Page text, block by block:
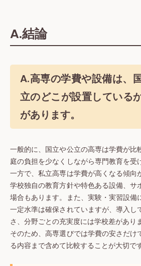
A.結論
A.高専の学費や設備は、
立のどこが設置している
があります。
一般的に、国立や公立の高専は学費が比
庭の負担を少なくしながら専門教育を受
一方で、私立高専は学費が高くなる傾向
学校独自の教育方針や特色ある設備、サ
場合もあります。また、実験・実習設備
一定水準は確保されていますが、導入し
さ、分野ごとの充実度には学校差があり
そのため、高専選びでは学費の安さだけ
る内容まで含めて比較することが大切です